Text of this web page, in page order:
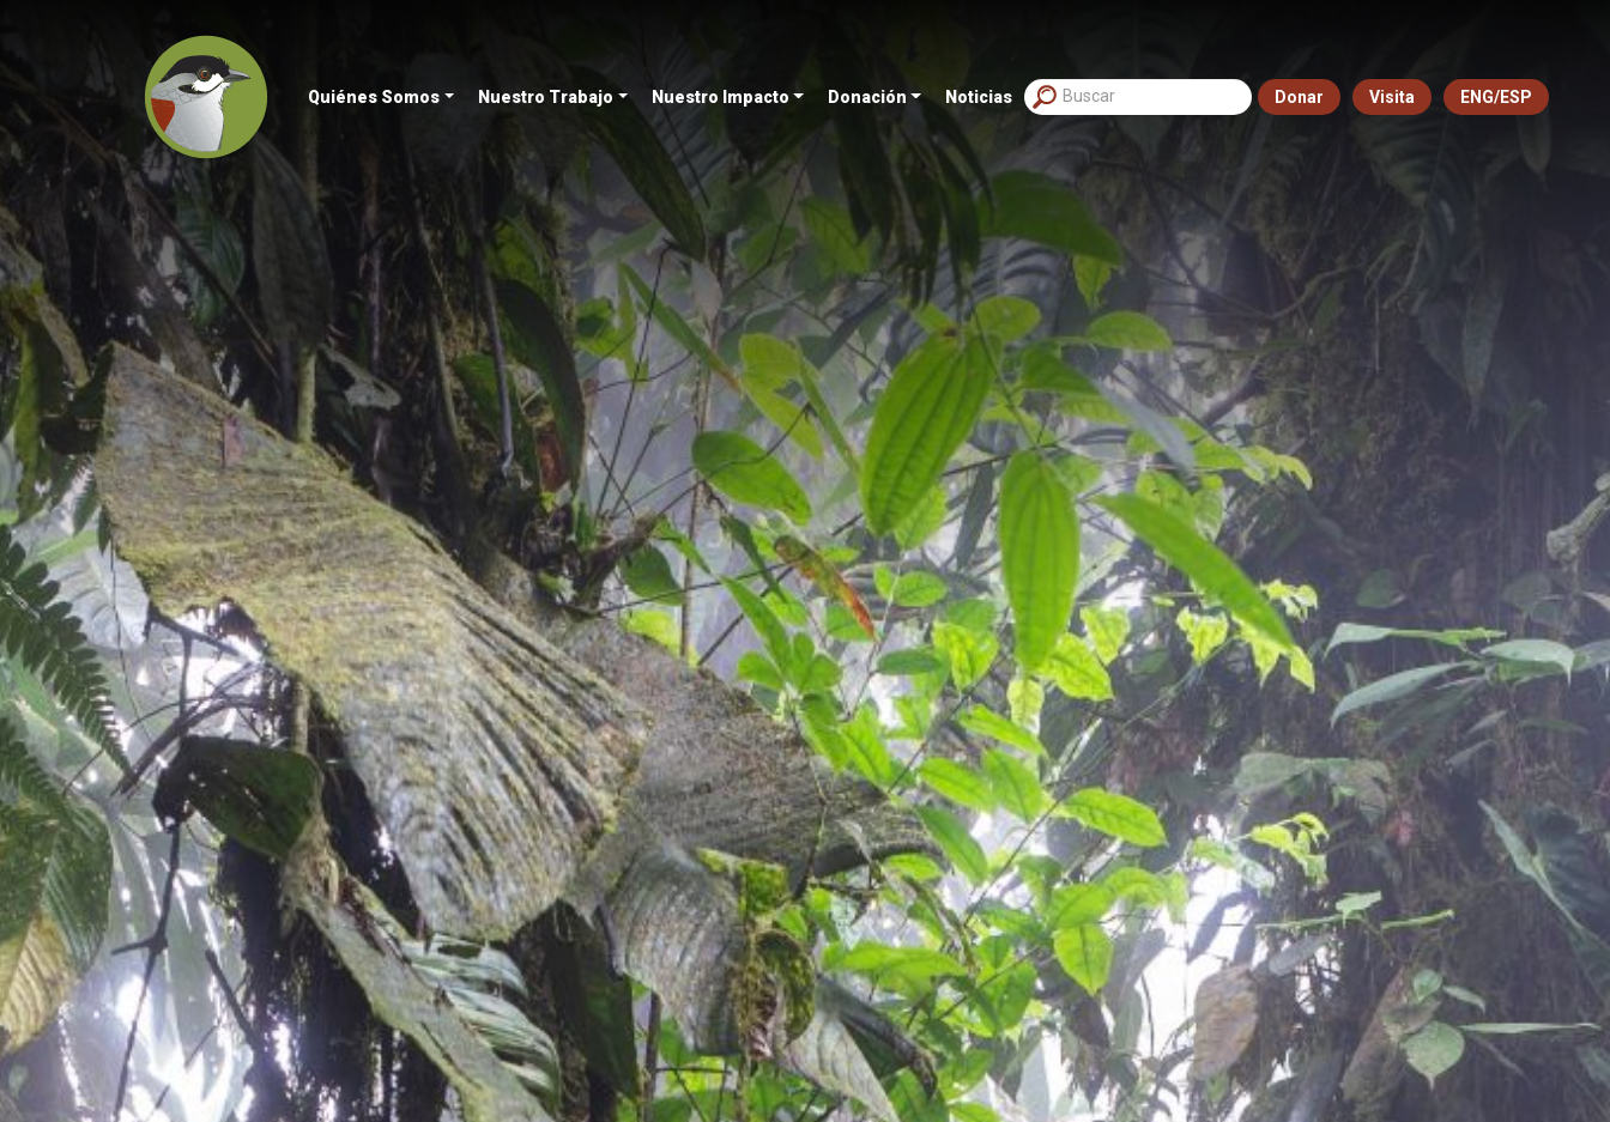
Quiénes Somos Nuestro Trabajo Nuestro Impacto Donación Noticias Donar Visita ENG/ESP